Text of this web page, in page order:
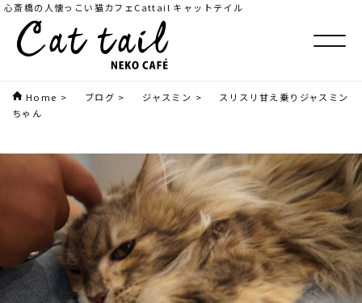
心斎橋の人懐っこい猫カフェCattail キャットテイル
Home > ブログ > ジャスミン >
スリスリ甘え乗りジャスミン
ちゃん